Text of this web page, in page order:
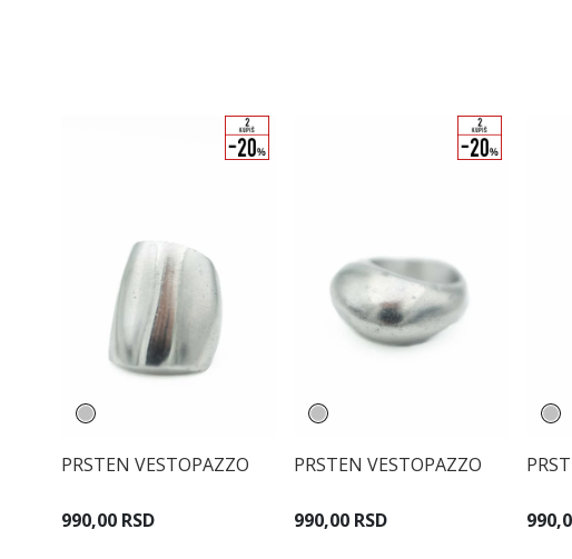
PRSTEN VESTOPAZZO
990,00 RSD
PRSTEN VESTOPAZZO
990,00 RSD